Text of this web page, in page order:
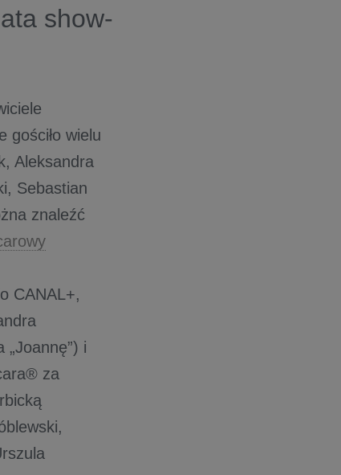
show-
gościło wielu
Aleksandra
Sebastian
znaleźć
CANAL+,
i
za